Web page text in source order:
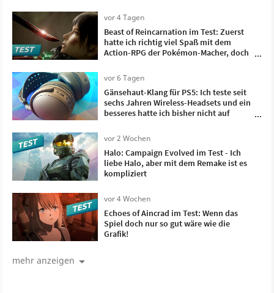
vor 4 Tagen
Beast of Reincarnation im Test: Zuerst
hatte ich richtig viel Spaß mit dem
Action-RPG der Pokémon-Macher, doch
vorbei ist
vor 6 Tagen
Gänsehaut-Klang für PS5: Ich teste seit
sechs Jahren Wireless-Headsets und ein
besseres hatte ich bisher nicht auf
vor 2 Wochen
Halo: Campaign Evolved im Test - Ich
liebe Halo, aber mit dem Remake ist es
kompliziert
vor 4 Wochen
Echoes of Aincrad im Test: Wenn das
Spiel doch nur so gut wäre wie die
Grafik!
mehr anzeigen